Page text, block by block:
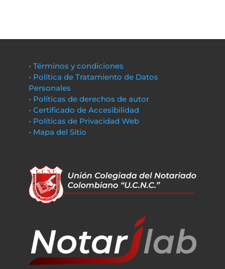
• Términos y condiciones
• Política de Tratamiento de Datos
Personales
• Políticas de derechos de autor
• Certificado de Accesibilidad
• Políticas de Privacidad Web
• Mapa del Sitio